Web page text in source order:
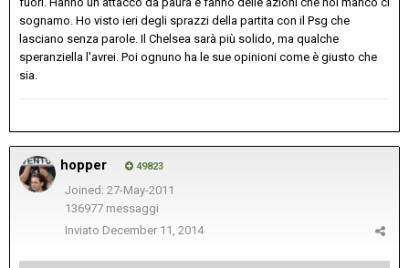
sognamo. Ho visto ieri degli sprazzi della partita con il Psg che
lasciano senza parole. Il Chelsea sarà più solido, ma qualche
speranziella l'avrei. Poi ognuno ha le sue opinioni come è giusto che
sia.
hopper 49823
Joined: 27-May-2011
136977 messaggi
Inviato December 11, 2014